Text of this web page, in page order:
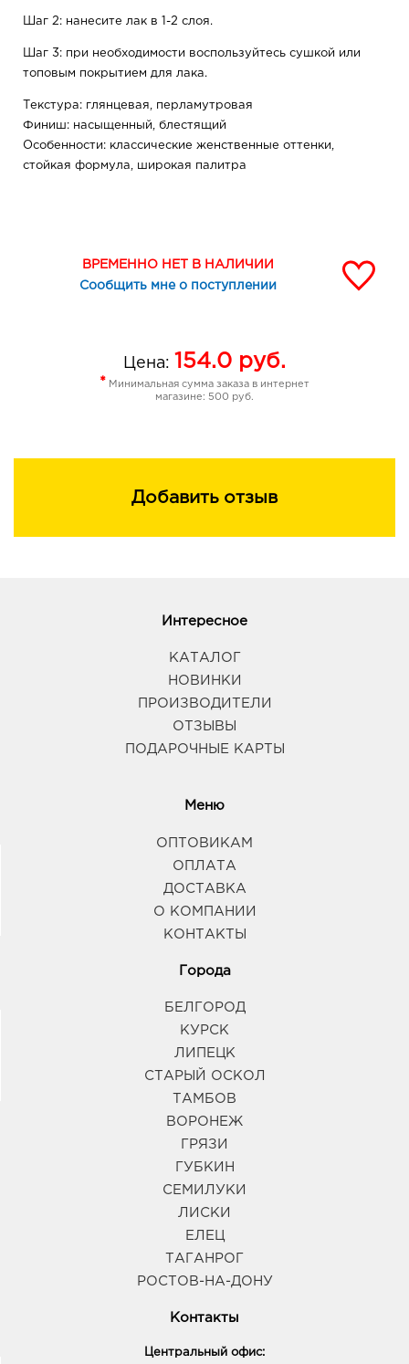
Шаг 2: нанесите лак в 1-2 слоя.
Шаг 3: при необходимости воспользуйтесь сушкой или
топовым покрытием для лака.
Текстура: глянцевая, перламутровая
Финиш: насыщенный, блестящий
Особенности: классические женственные оттенки,
стойкая формула, широкая палитра
ВРЕМЕННО НЕТ В НАЛИЧИИ
Сообщить мне о поступлении
Цена: 154.0 руб.
* Минимальная сумма заказа в интернет
магазине: 500 руб.
Добавить отзыв
Интересное
КАТАЛОГ
НОВИНКИ
ПРОИЗВОДИТЕЛИ
ОТЗЫВЫ
ПОДАРОЧНЫЕ КАРТЫ
Меню
ОПТОВИКАМ
ОПЛАТА
ДОСТАВКА
О КОМПАНИИ
КОНТАКТЫ
Города
БЕЛГОРОД
КУРСК
ЛИПЕЦК
СТАРЫЙ ОСКОЛ
ТАМБОВ
ВОРОНЕЖ
ГРЯЗИ
ГУБКИН
СЕМИЛУКИ
ЛИСКИ
ЕЛЕЦ
ТАГАНРОГ
РОСТОВ-НА-ДОНУ
Контакты
Центральный офис: